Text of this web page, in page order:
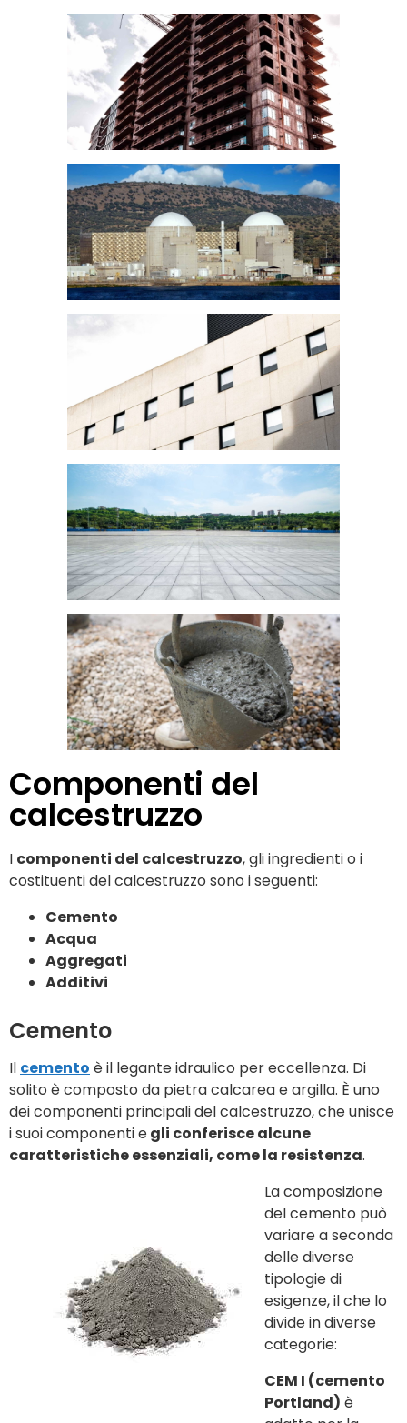
Componenti del
calcestruzzo
I componenti del calcestruzzo, gli ingredienti o i
costituenti del calcestruzzo sono i seguenti:
Cemento
Acqua
Aggregati
Additivi
Cemento
Il cemento è il legante idraulico per eccellenza. Di
solito è composto da pietra calcarea e argilla. È uno
dei componenti principali del calcestruzzo, che unisce
i suoi componenti egli conferisce alcune
caratteristiche essenziali, come la resistenza.
La composizione
del cemento può
variare a seconda
delle diverse
tipologie di
esigenze, il che lo
divide in diverse
categorie:
CEM I (cemento
Portland) è